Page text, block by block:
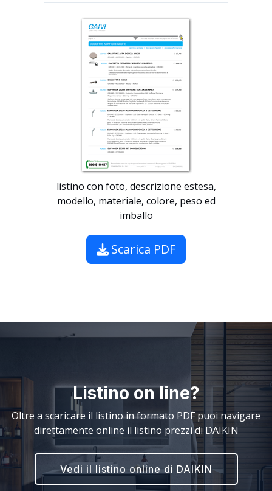
listino con foto, descrizione estesa,
modello, materiale, colore, peso ed
imballo
Scarica PDF
Listino on line?
Oltre a scaricare il listino in formato PDF puoi navigare
direttamente online il listino prezzi di DAIKIN
Vedi il listino online di DAIKIN